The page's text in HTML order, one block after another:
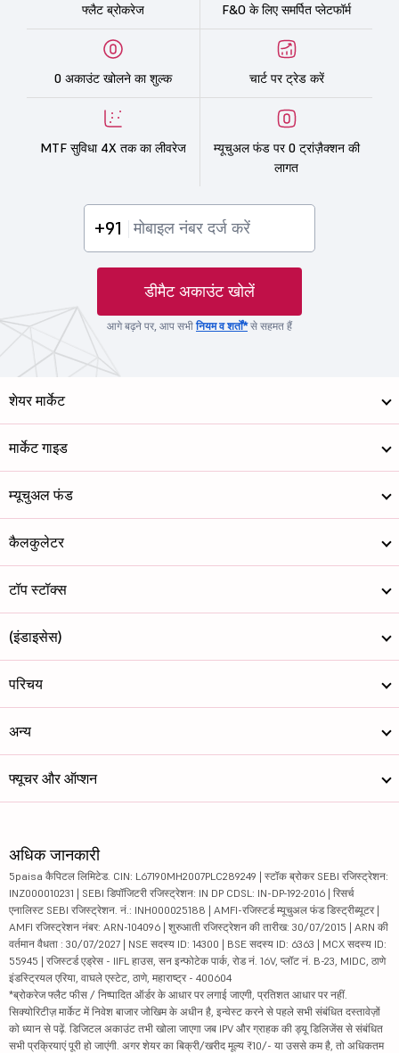
फ्लैट ब्रोकरेज F&O के लिए समर्पित प्लेटफॉर्म
0 अकाउंट खोलने का शुल्क चार्ट पर ट्रेड करें
MTF सुविधा 4X तक का लीवरेज
म्यूचुअल फंड पर 0 ट्रांज़ैक्शन की
लागत
+91
डीमैट अकाउंट खोलें
आगे बढ़ने पर, आप सभीनियम व शर्तों*से सहमत हैं
शेयर मार्केट
मार्केट गाइड
म्यूचुअल फंड
कैलकुलेटर
टॉप स्टॉक्स
(इंडाइसेस)
परिचय
अन्य
फ्यूचर और ऑप्शन
अधिक जानकारी
5paisa कैपिटल लिमिटेड. CIN: L67190MH2007PLC289249 | स्टॉक ब्रोकर SEBI रजिस्ट्रेशन:
INZ000010231 | SEBI डिपॉजिटरी रजिस्ट्रेशन: IN DP CDSL: IN-DP-192-2016 | रिसर्च
एनालिस्ट SEBI रजिस्ट्रेशन. नं.: INH000025188 | AMFI-रजिस्टर्ड म्यूचुअल फंड डिस्ट्रीब्यूटर |
AMFI रजिस्ट्रेशन नंबर: ARN-104096 | शुरुआती रजिस्ट्रेशन की तारीख: 30/07/2015 | ARN की
वर्तमान वैधता : 30/07/2027 | NSE सदस्य ID: 14300 | BSE सदस्य ID: 6363 | MCX सदस्य ID:
55945 | रजिस्टर्ड एड्रेस - IIFL हाउस, सन इन्फोटेक पार्क, रोड नं. 16V, प्लॉट नं. B-23, MIDC, ठाणे
इंडस्ट्रियल एरिया, वाघले एस्टेट, ठाणे, महाराष्ट्र - 400604
*ब्रोकरेज फ्लैट फीस / निष्पादित ऑर्डर के आधार पर लगाई जाएगी, प्रतिशत आधार पर नहीं.
सिक्योरिटीज़ मार्केट में निवेश बाजार जोखिम के अधीन है, इन्वेस्ट करने से पहले सभी संबंधित दस्तावेज़ों
को ध्यान से पढ़ें. डिजिटल अकाउंट तभी खोला जाएगा जब IPV और ग्राहक की ड्यू डिलिजेंस से संबंधित
सभी प्रक्रियाएं पूरी हो जाएंगी. अगर शेयर का बिक्री/खरीद मूल्य ₹10/- या उससे कम है, तो अधिकतम